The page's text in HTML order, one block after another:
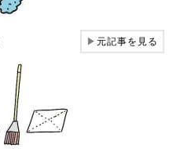
▶元記事を見る